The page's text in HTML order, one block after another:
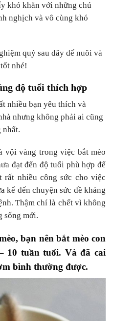
khó khăn với những chú
nghịch và vô cùng khó
quý sau đây để nuôi và
nhé!
độ tuổi thích hợp
nhiều bạn yêu thích và
nhưng không phải ai cũng
nhất.
vội vàng trong việc bắt mèo
đạt đến độ tuổi phù hợp để
rất nhiều công sức cho việc
kể đến chuyện sức đề kháng
Thậm chí là chết vì không
sống mới.
bạn nên bắt mèo con
10 tuần tuổi. Và đã cai
bình thường được.